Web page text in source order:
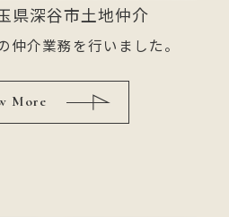
県深谷市土地仲介
仲介業務を行いました。
More